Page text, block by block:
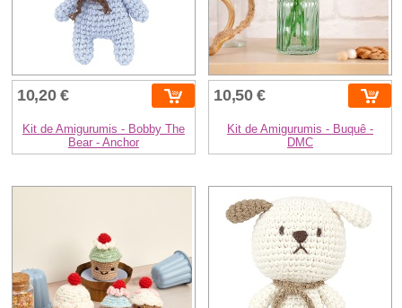
10,20 €
Kit de Amigurumis - Bobby The
Bear - Anchor
10,50 €
Kit de Amigurumis - Buquê -
DMC